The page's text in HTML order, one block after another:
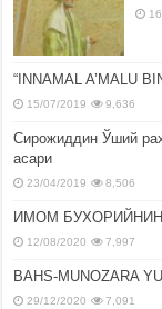
“INNAMAL A’MALU
15/07/2019 9,636
Сирожиддин Ўший
асари
23/04/2019 8,506
ИМОМ
12/08/2020 7,997
BAHS-MUNOZARA
29/12/2020 7,091